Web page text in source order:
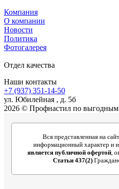
Компания
О компании
Новости
Политика
Фотогалерея
Отдел качества
Наши контакты
+7 (937) 351-14-50
ул. Юбилейная , д. 5б
2026 © Профнастил по
Вся представленная на
информационный характер и
является публичной офертой,
Статьи 437(2)